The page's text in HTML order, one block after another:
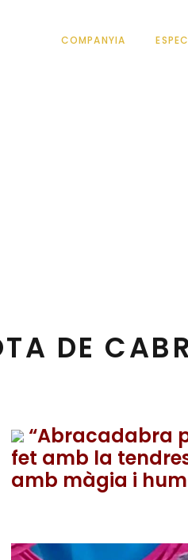
COMPANYIA
DE
“Abracadabra
fet amb la
amb màgia i